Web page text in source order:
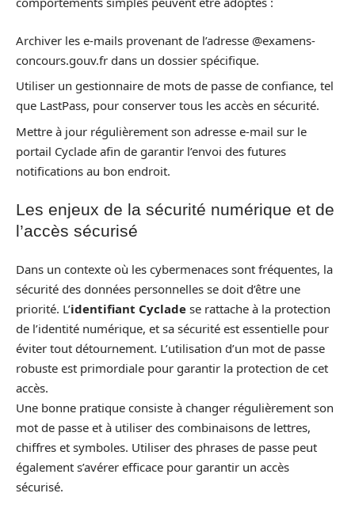
Archiver les e-mails provenant de l’adresse @examens-
concours.gouv.fr dans un dossier spécifique.
Utiliser un gestionnaire de mots de passe de confiance, tel
que LastPass, pour conserver tous les accès en sécurité.
Mettre à jour régulièrement son adresse e-mail sur le
portail Cyclade afin de garantir l’envoi des futures
notifications au bon endroit.
Les enjeux de la sécurité numérique et de
l’accès sécurisé
Dans un contexte où les cybermenaces sont fréquentes, la
sécurité des données personnelles se doit d’être une
priorité. L’identifiant Cyclade se rattache à la protection
de l’identité numérique, et sa sécurité est essentielle pour
éviter tout détournement. L’utilisation d’un mot de passe
robuste est primordiale pour garantir la protection de cet
accès.
Une bonne pratique consiste à changer régulièrement son
mot de passe et à utiliser des combinaisons de lettres,
chiffres et symboles. Utiliser des phrases de passe peut
également s’avérer efficace pour garantir un accès
sécurisé.